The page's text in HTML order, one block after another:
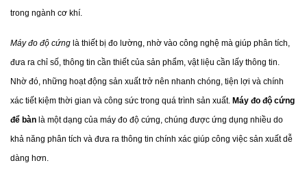
trong ngành cơ khí.
Máy đo độ cứng là thiết bị đo lường, nhờ vào công nghệ mà giúp phân tích,
đưa ra chỉ số, thông tin cần thiết của sản phẩm, vật liệu cần lấy thông tin.
Nhờ đó, những hoạt động sản xuất trở nên nhanh chóng, tiện lợi và chính
xác tiết kiệm thời gian và công sức trong quá trình sản xuất. Máy đo độ cứng
để bàn là một dạng của máy đo độ cứng, chúng được ứng dụng nhiều do
khả năng phân tích và đưa ra thông tin chính xác giúp công việc sản xuất dễ
dàng hơn.